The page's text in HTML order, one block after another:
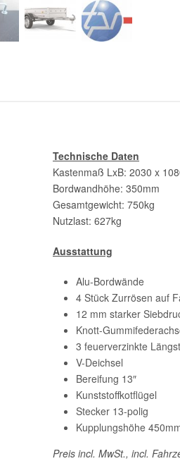
Technische Daten
Kastenmaß LxB: 2030 x
Bordwandhöhe: 350mm
Gesamtgewicht: 750kg
Nutzlast: 627kg
Ausstattung
Alu-Bordwände
4 Stück Zurrösen auf
12 mm starker
Knott-
3 feuerverzinkte
V-Deichsel
Bereifung 13″
Kunststoffkotflügel
Stecker 13-polig
Kupplungshöhe
Preis incl. MwSt., incl.